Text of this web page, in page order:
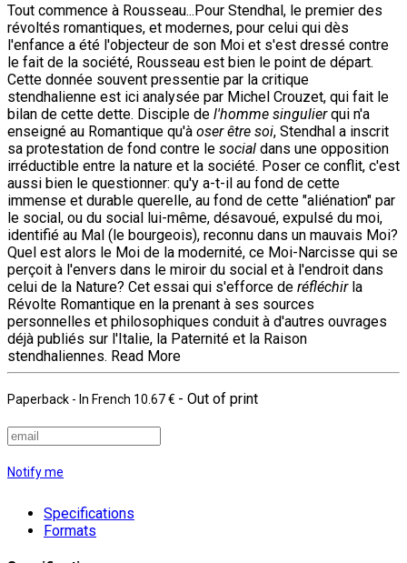
Tout commence à Rousseau...Pour Stendhal, le premier des
révoltés romantiques, et modernes, pour celui qui dès
l'enfance a été l'objecteur de son Moi et s'est dressé contre
le fait de la société, Rousseau est bien le point de départ.
Cette donnée souvent pressentie par la critique
stendhalienne est ici analysée par Michel Crouzet, qui fait le
bilan de cette dette. Disciple de l'homme singulierqui n'a
enseigné au Romantique qu'à oser être soi, Stendhal a inscrit
sa protestation de fond contre le social dans une opposition
irréductible entre la nature et la société. Poser ce conflit, c'est
aussi bien le questionner: qu'y a-t-il au fond de cette
immense et durable querelle, au fond de cette "aliénation" par
le social, ou du social lui-même, désavoué, expulsé du moi,
identifié au Mal (le bourgeois), reconnu dans un mauvais Moi?
Quel est alors le Moi de la modernité, ce Moi-Narcisse qui se
perçoit à l'envers dans le miroir du social et à l'endroit dans
celui de la Nature? Cet essai qui s'efforce de réfléchirla
Révolte Romantique en la prenant à ses sources
personnelles et philosophiques conduit à d'autres ouvrages
déjà publiés sur l'Italie, la Paternité et la Raison
stendhaliennes. Read More
Paperback - In French 10.67 € - Out of print
Notify me
Specifications
Formats